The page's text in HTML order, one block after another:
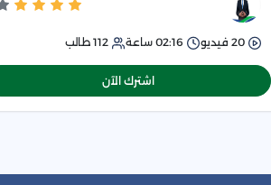
20 فيديو 02:16 ساعة 112 طالب
اشترك الآن